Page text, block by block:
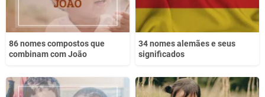
86 nomes compostos que
combinam com João
34 nomes alemães e seus
significados